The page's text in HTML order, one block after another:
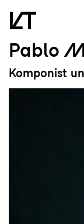
Zum
Zum Footer
Pablo
Komponist